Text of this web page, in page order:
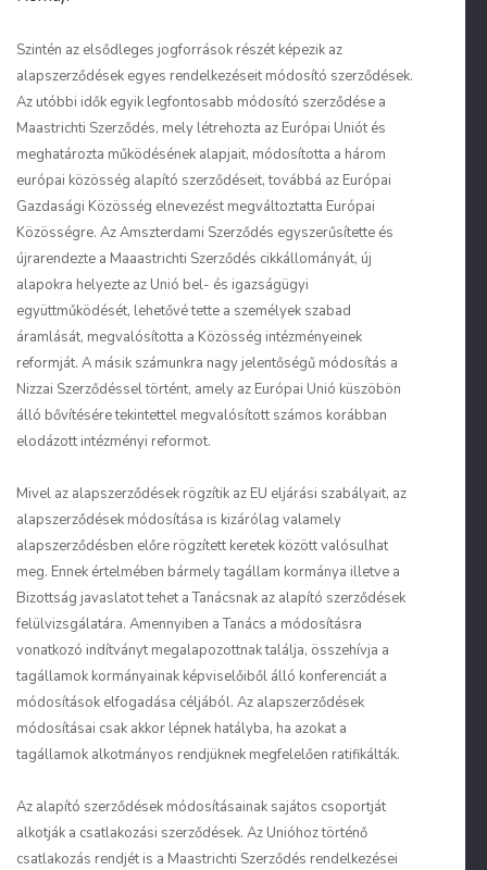
Szintén az elsődleges jogforrások részét képezik az
alapszerződések egyes rendelkezéseit módosító szerződések.
Az utóbbi idők egyik legfontosabb módosító szerződése a
Maastrichti Szerződés, mely létrehozta az Európai Uniót és
meghatározta működésének alapjait, módosította a három
európai közösség alapító szerződéseit, továbbá az Európai
Gazdasági Közösség elnevezést megváltoztatta Európai
Közösségre. Az Amszterdami Szerződés egyszerűsítette és
újrarendezte a Maaastrichti Szerződés cikkállományát, új
alapokra helyezte az Unió bel- és igazságügyi
együttműködését, lehetővé tette a személyek szabad
áramlását, megvalósította a Közösség intézményeinek
reformját. A másik számunkra nagy jelentőségű módosítás a
Nizzai Szerződéssel történt, amely az Európai Unió küszöbön
álló bővítésére tekintettel megvalósított számos korábban
elodázott intézményi reformot.
Mivel az alapszerződések rögzítik az EU eljárási szabályait, az
alapszerződések módosítása is kizárólag valamely
alapszerződésben előre rögzített keretek között valósulhat
meg. Ennek értelmében bármely tagállam kormánya illetve a
Bizottság javaslatot tehet a Tanácsnak az alapító szerződések
felülvizsgálatára. Amennyiben a Tanács a módosításra
vonatkozó indítványt megalapozottnak találja, összehívja a
tagállamok kormányainak képviselőiből álló konferenciát a
módosítások elfogadása céljából. Az alapszerződések
módosításai csak akkor lépnek hatályba, ha azokat a
tagállamok alkotmányos rendjüknek megfelelően ratifikálták.
Az alapító szerződések módosításainak sajátos csoportját
alkotják a csatlakozási szerződések. Az Unióhoz történő
csatlakozás rendjét is a Maastrichti Szerződés rendelkezései